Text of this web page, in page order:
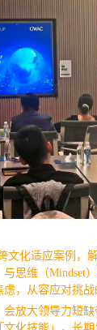
文化适应案例，
与思维（Mindset
，从容应对挑战
放大领导力短